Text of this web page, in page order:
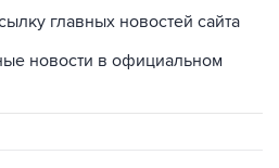
главных новостей сайта
новости в официальном